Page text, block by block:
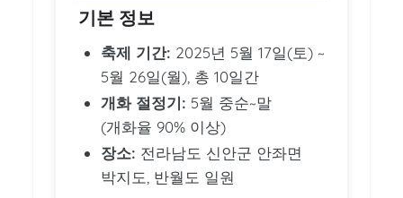
기본 정보
축제 기간: 2025년 5월 17일(토) ~
5월 26일(월), 총 10일간
개화 절정기: 5월 중순~말
(개화율 90% 이상)
장소: 전라남도 신안군 안좌면
박지도, 반월도 일원